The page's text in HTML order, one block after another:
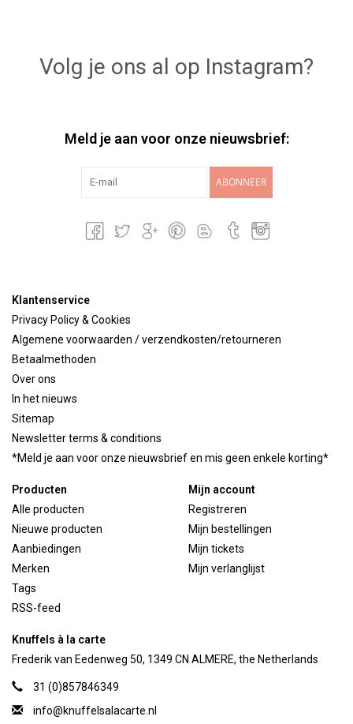
Volg je ons al op Instagram?
Meld je aan voor onze nieuwsbrief:
ABONNEER
Klantenservice
Privacy Policy & Cookies
Algemene voorwaarden / verzendkosten/retourneren
Betaalmethoden
Over ons
In het nieuws
Sitemap
Newsletter terms & conditions
*Meld je aan voor onze nieuwsbrief en mis geen enkele korting*
Producten
Alle producten
Nieuwe producten
Aanbiedingen
Merken
Tags
RSS-feed
Mijn account
Registreren
Mijn bestellingen
Mijn tickets
Mijn verlanglijst
Knuffels à la carte
Frederik van Eedenweg 50, 1349 CN ALMERE, the Netherlands
31 (0)857846349
info@knuffelsalacarte.nl